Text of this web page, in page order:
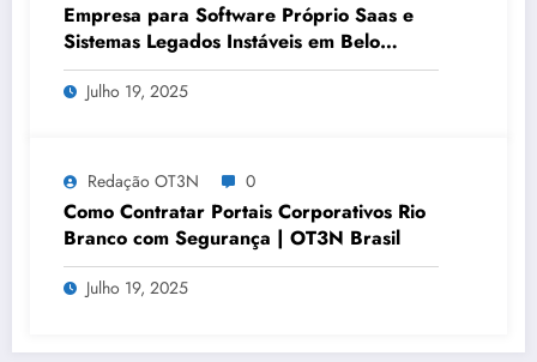
Empresa para Software Próprio Saas e
Sistemas Legados Instáveis em Belo
Horizonte | OT3N Brasil – Guia 3449
Julho 19, 2025
Redação OT3N 0
Como Contratar Portais Corporativos Rio
Branco com Segurança | OT3N Brasil
Julho 19, 2025